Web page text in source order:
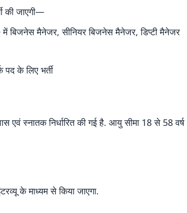
की जाएगी—
मैनेजर, सीनियर बिजनेस मैनेजर, डिप्टी मैनेजर
के लिए भर्ती
एवं स्नातक निर्धारित की गई है. आयु सीमा 18 से 58 वर्ष
के माध्यम से किया जाएगा.